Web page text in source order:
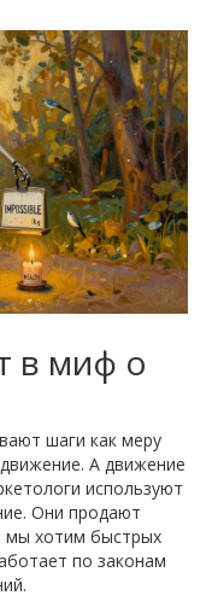
в миф о
шаги как меру
А движение
используют
Они продают
мы хотим быстрых
по законам